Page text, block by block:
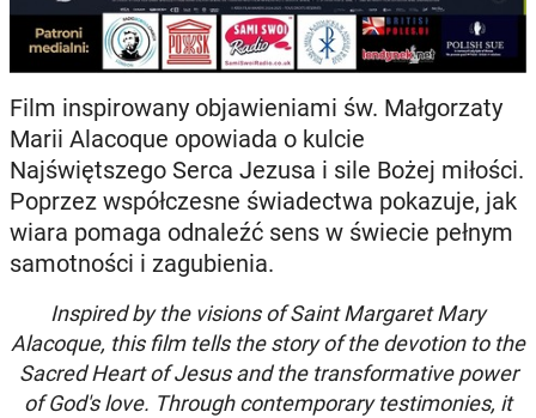
Film inspirowany objawieniami św. Małgorzaty
Marii Alacoque opowiada o kulcie
Najświętszego Serca Jezusa i sile Bożej miłości.
Poprzez współczesne świadectwa pokazuje, jak
wiara pomaga odnaleźć sens w świecie pełnym
samotności i zagubienia.
Inspired by the visions of Saint Margaret Mary
Alacoque, this film tells the story of the devotion to the
Sacred Heart of Jesus and the transformative power
of God's love. Through contemporary testimonies, it